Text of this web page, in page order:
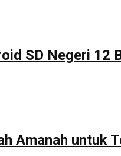
SD Negeri 12
Amanah untuk